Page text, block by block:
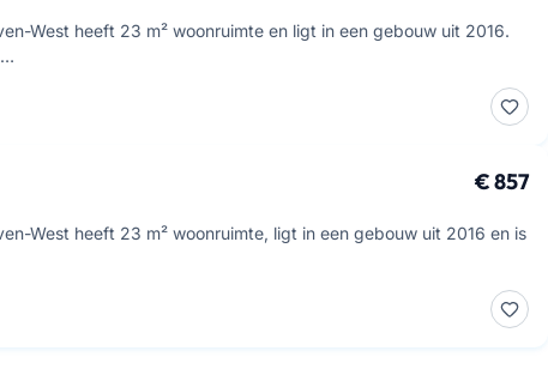
West heeft 23 m² woonruimte en ligt in een gebouw uit 2016.
…
€ 857
West heeft 23 m² woonruimte, ligt in een gebouw uit 2016 en is